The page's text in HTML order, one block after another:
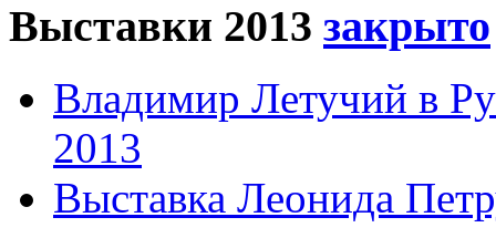
Выставки 2013
Владимир Летучий в
2013
Выставка Леонида